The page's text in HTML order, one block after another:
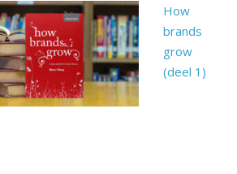
How
brands
grow
(deel 1)